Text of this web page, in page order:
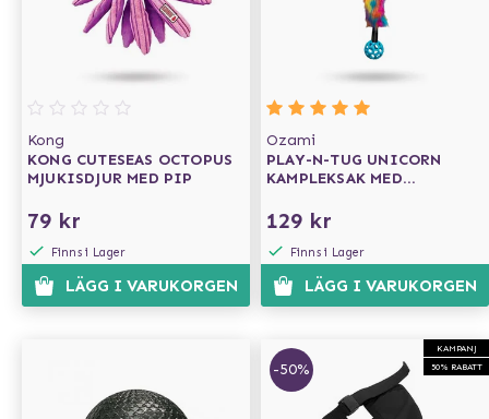
Kong
KONG CUTESEAS OCTOPUS
MJUKISDJUR MED PIP
79 kr
Finns i Lager
LÄGG I VARUKORGEN
Ozami
PLAY-N-TUG UNICORN
KAMPLEKSAK MED
129 kr
Finns i Lager
LÄGG I VARUKORGEN
KAMPANJ
50% RABATT
-50%